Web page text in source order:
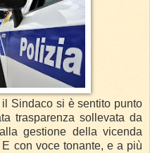
Sindaco si è sentito punto
trasparenza sollevata da
gestione della vicenda
E con voce tonante, e a più